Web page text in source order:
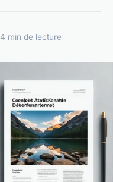
4 min de lecture